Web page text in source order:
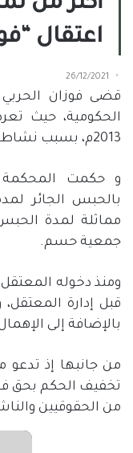
أكثر من
اعتقال
26/12/2021
2013م، بسبب نشاطه الحقوقي داخل المملكة.
و حكمت المحكمة
مماثلة لمدة
جمعية حسم.
ومنذ دخوله
قبل إدارة
بالإضافة إلى
من جانبها إذ
تخفيف الحكم بحق
من الحقوقيين